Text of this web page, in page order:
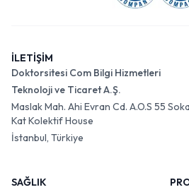
İLETİŞİM
Doktorsitesi Com Bilgi Hizmetleri
Teknoloji ve Ticaret A.Ş.
Maslak Mah. Ahi Evran Cd. A.O.S 55
Kat Kolektif House
İstanbul, Türkiye
SAĞLIK